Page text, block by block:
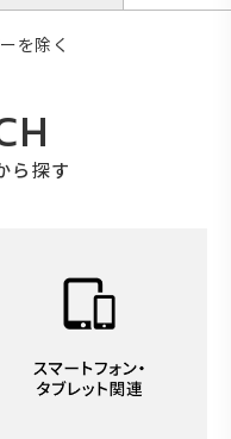
を除く
ら探す